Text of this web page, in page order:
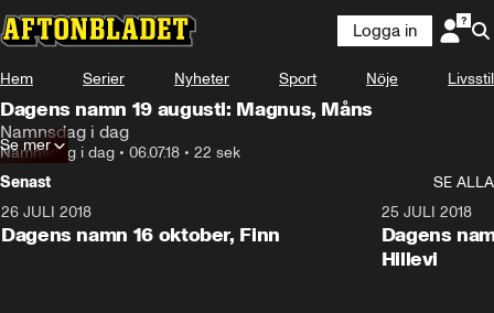
Logga in
Hem Serier Nyheter Sport Nöje Livsstil
Dagens namn 19 augusti: Magnus, Måns
Namnsdag i dag
Namnsdag i dag • 06.07.18 • 22 sek
Se mer
Senast
SE ALLA
26 JULI 2018
Dagens namn 16 oktober, Finn
25 JULI 2018
Dagens
Hillevi